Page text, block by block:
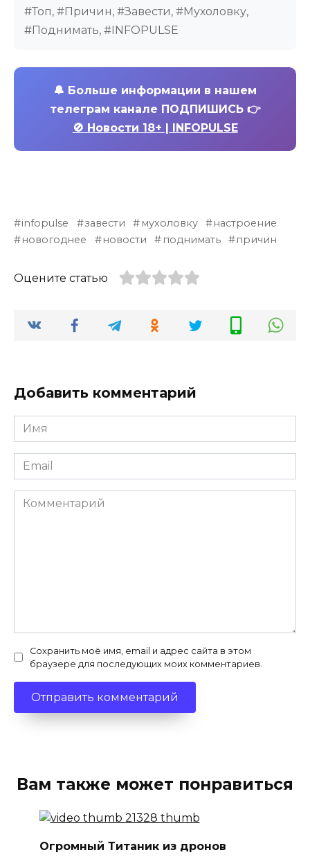
#Топ, #Причин, #Завести, #Мухоловку,
#Поднимать, #INFOPULSE
🔔 Больше информации в нашем
телеграм канале ПОДПИШИСЬ 👉
🚫 Новости 18+ | INFOPULSE
infopulse завести мухоловку
настроение
новогоднее
новости поднимать причин
Оцените статью
Добавить комментарий
Имя
*
Email
*
Комментарий
Сохранить моё имя, email и адрес сайта в этом
браузере для последующих моих комментариев.
Вам также может понравиться
Огромный Титаник из дронов